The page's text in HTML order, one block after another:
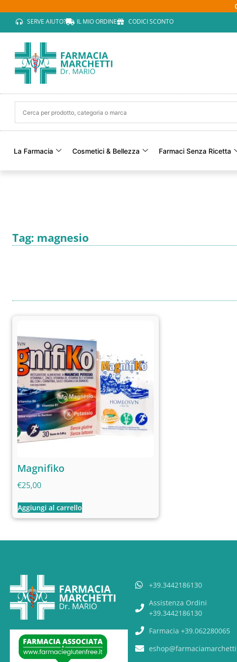
SERVE AIUTO? IL MIO ORDINE CODICI SCONTO
La Farmacia Cosmetici & Bellezza Farmaci Senza Ricetta
Tag: magnesio
Magnifiko
€25,00
Aggiungi al carrello
+39.3442186130
Assistenza Ordini
+39.3442186130
Farmacia +39.062280065